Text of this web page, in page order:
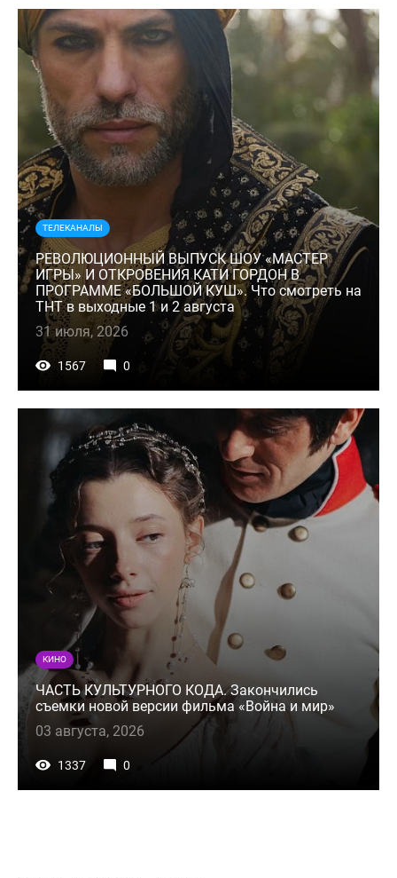
ТЕЛЕКАНАЛЫ
РЕВОЛЮЦИОННЫЙ ВЫПУСК ШОУ «МАСТЕР
ИГРЫ» И ОТКРОВЕНИЯ КАТИ ГОРДОН В
ПРОГРАММЕ «БОЛЬШОЙ КУШ». Что смотреть на
ТНТ в выходные 1 и 2 августа
31 июля, 2026
1567 0
КИНО
ЧАСТЬ КУЛЬТУРНОГО КОДА. Закончились
съемки новой версии фильма «Война и мир»
03 августа, 2026
1337 0